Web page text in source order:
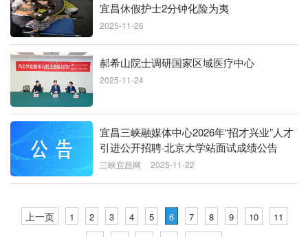
宜昌休假护士2分钟化险为夷
2025-11-26
郝希山院士调研国家区域医疗中心
2025-11-24
宜昌三峡融媒体中心2026年“招才兴业”人才
引进公开招聘·北京大学站面试成绩公告
三峡宜昌网 2025-11-22
上一页 1 2 3 4 5 6 7 8 9 10
11